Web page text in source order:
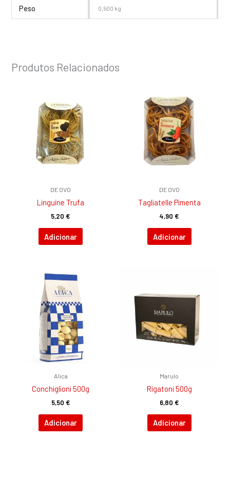
Peso 0,500 kg
Produtos Relacionados
DE OVO
Linguine Trufa
5,20 €
Adicionar
DE OVO
Tagliatelle Pimenta
4,90 €
Adicionar
Alica
Conchiglioni 500g
5,50 €
Adicionar
Marulo
Rigatoni 500g
6,80 €
Adicionar